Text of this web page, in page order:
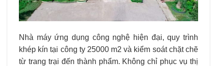
Nhà máy ứng dụng công nghệ hiện đại, quy trình
khép kín tại công ty 25000 m2 và kiểm soát chặt chẽ
từ trang trại đến thành phẩm. Không chỉ phục vụ thị